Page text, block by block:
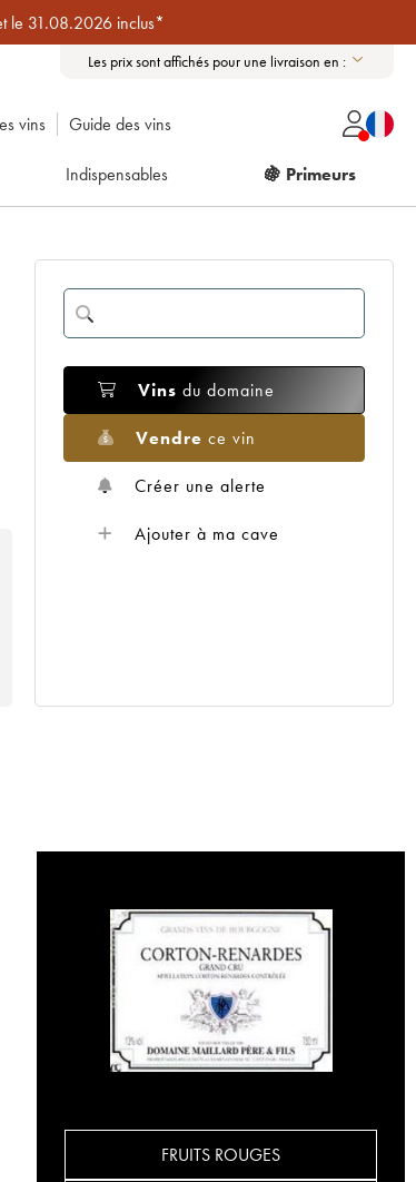
le 31.08.2026 inclus*
Les prix sont affichés pour une livraison en :
vins Guide des vins
Indispensables 🍇 Primeurs
Vins du domaine
Vendre ce vin
Créer une alerte
Ajouter à ma cave
FRUITS ROUGES